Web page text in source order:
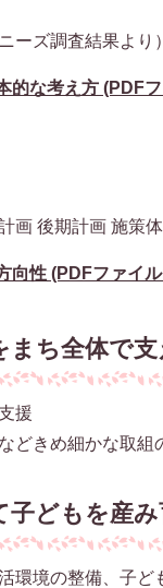
ーズ調査結果より）
的な考え方 (PDF
画 後期計画 施策
向性 (PDFファイ
まち全体で
援
どきめ細かな取組
子どもを産
環境の整備、子ど